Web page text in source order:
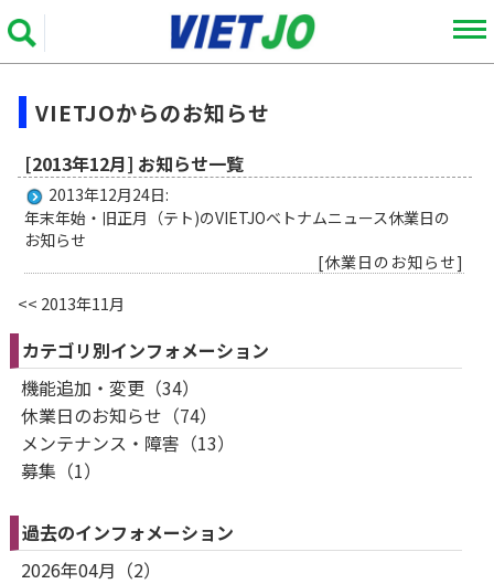
VIETJOからのお知らせ
[2013年12月] お知らせ一覧
2013年12月24日:
年末年始・旧正月（テト)のVIETJOベトナムニュース休業日の
お知らせ
[休業日のお知らせ]
<< 2013年11月
カテゴリ別インフォメーション
機能追加・変更（34）
休業日のお知らせ（74）
メンテナンス・障害（13）
募集（1）
過去のインフォメーション
2026年04月（2）